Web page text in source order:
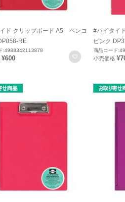
登録
ド クリップボード A5 ペンコ
RE
:4988342113878
¥600 お気に入りに
#ハイタイ
ピンク
商品コード
小売価格